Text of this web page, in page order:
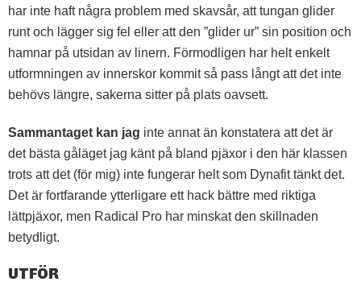
har inte haft några problem med skavsår, att tungan glider
runt och lägger sig fel eller att den ”glider ur” sin position och
hamnar på utsidan av linern. Förmodligen har helt enkelt
utformningen av innerskor kommit så pass långt att det inte
behövs längre, sakerna sitter på plats oavsett.
Sammantaget kan jag inte annat än konstatera att det är
det bästa gåläget jag känt på bland pjäxor i den här klassen
trots att det (för mig) inte fungerar helt som Dynafit tänkt det.
Det är fortfarande ytterligare ett hack bättre med riktiga
lättpjäxor, men Radical Pro har minskat den skillnaden
betydligt.
UTFÖR